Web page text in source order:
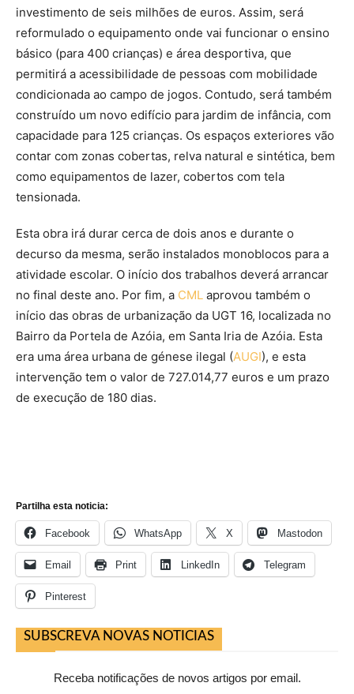
investimento de seis milhões de euros. Assim, será
reformulado o equipamento onde vai funcionar o ensino
básico (para 400 crianças) e área desportiva, que
permitirá a acessibilidade de pessoas com mobilidade
condicionada ao campo de jogos. Contudo, será também
construído um novo edifício para jardim de infância, com
capacidade para 125 crianças. Os espaços exteriores vão
contar com zonas cobertas, relva natural e sintética, bem
como equipamentos de lazer, cobertos com tela
tensionada.
Esta obra irá durar cerca de dois anos e durante o
decurso da mesma, serão instalados monoblocos para a
atividade escolar. O início dos trabalhos deverá arrancar
no final deste ano. Por fim, a CML aprovou também o
início das obras de urbanização da UGT 16, localizada no
Bairro da Portela de Azóia, em Santa Iria de Azóia. Esta
era uma área urbana de génese ilegal (AUGI), e esta
intervenção tem o valor de 727.014,77 euros e um prazo
de execução de 180 dias.
Partilha esta noticia:
Facebook WhatsApp X Mastodon
Email Print LinkedIn Telegram
Pinterest
SUBSCREVA NOVAS NOTICIAS
Receba notificações de novos artigos por email.